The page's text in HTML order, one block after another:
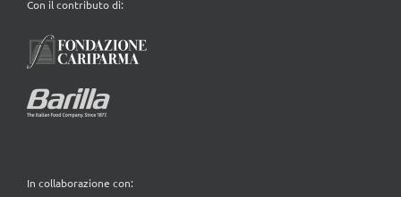
Con il contributo di:
In collaborazione con: